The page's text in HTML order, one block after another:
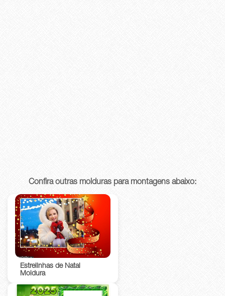
Confira outras molduras para montagens abaixo:
Estrelinhas de Natal
Moldura